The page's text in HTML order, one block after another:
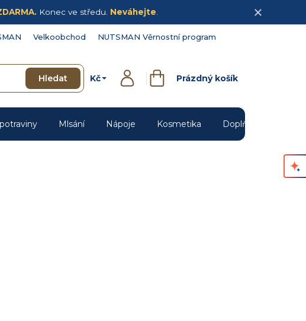
Konec ve středu. Neváhejte
Velkoobchod NUTSMAN Věrnostní program
Hledat Kč
PřihlášeníNákupní
Prázdný košík
Mlsání Nápoje Kosmetika Doplňky